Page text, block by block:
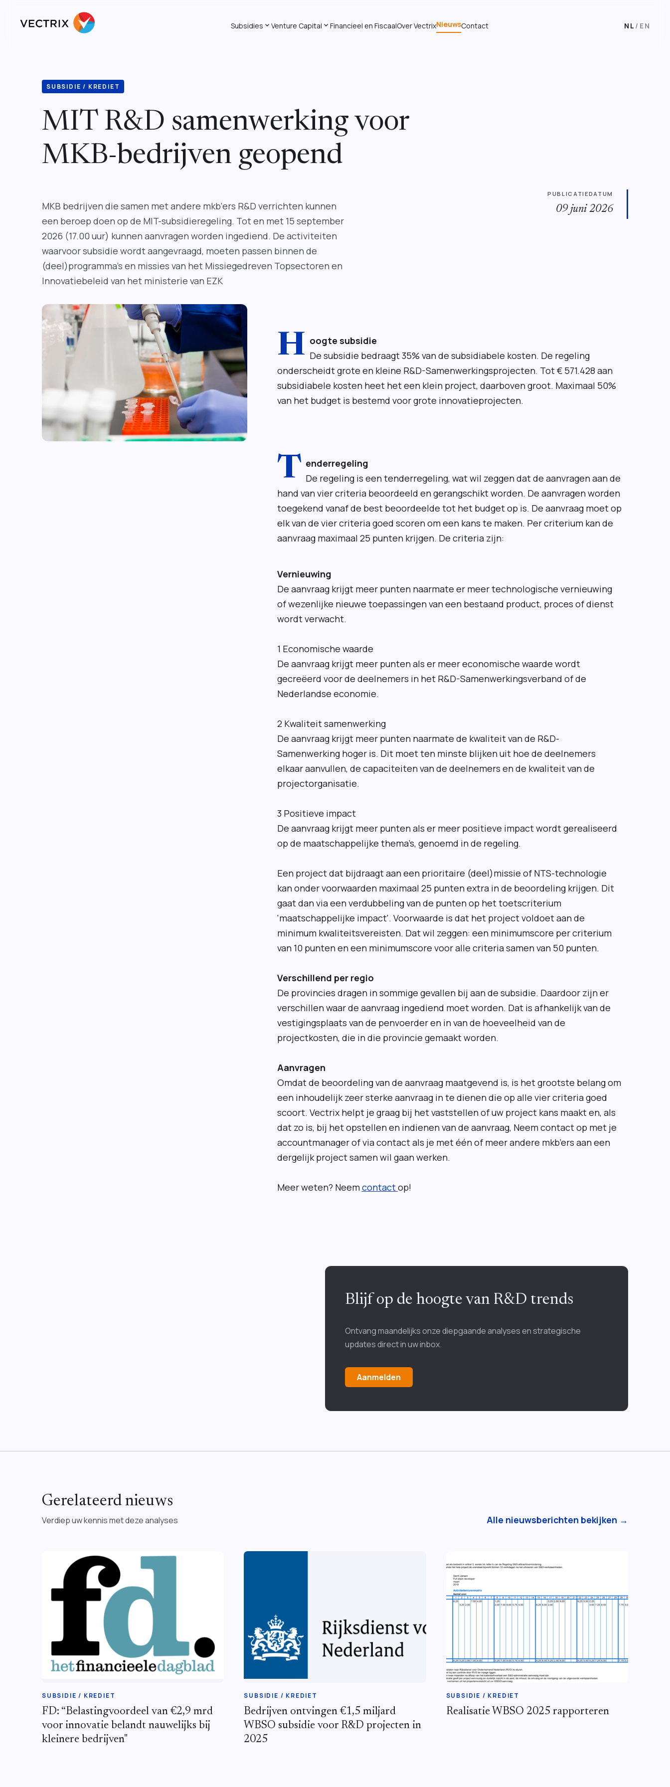
Subsidies expand_more Venture Capital expand_more Financieel en FiscaalOver VectrixNieuwsContact NL / EN
SUBSIDIE / KREDIET
MIT R&D samenwerking voor
MKB-bedrijven geopend
MKB bedrijven die samen met andere mkb'ers R&D verrichten kunnen
een beroep doen op de MIT-subsidieregeling. Tot en met 15 september
2026 (17.00 uur) kunnen aanvragen worden ingediend. De activiteiten
waarvoor subsidie wordt aangevraagd, moeten passen binnen de
(deel)programma’s en missies van het Missiegedreven Topsectoren en
Innovatiebeleid van het ministerie van EZK
PUBLICATIEDATUM
09 juni 2026
H oogte subsidie
De subsidie bedraagt 35% van de subsidiabele kosten. De regeling
onderscheidt grote en kleine R&D-Samenwerkingsprojecten. Tot € 571.428 aan
subsidiabele kosten heet het een klein project, daarboven groot. Maximaal 50%
van het budget is bestemd voor grote innovatieprojecten.
T enderregeling
De regeling is een tenderregeling, wat wil zeggen dat de aanvragen aan de
hand van vier criteria beoordeeld en gerangschikt worden. De aanvragen worden
toegekend vanaf de best beoordeelde tot het budget op is. De aanvraag moet op
elk van de vier criteria goed scoren om een kans te maken. Per criterium kan de
aanvraag maximaal 25 punten krijgen. De criteria zijn:
Vernieuwing
De aanvraag krijgt meer punten naarmate er meer technologische vernieuwing
of wezenlijke nieuwe toepassingen van een bestaand product, proces of dienst
wordt verwacht.
1 Economische waarde
De aanvraag krijgt meer punten als er meer economische waarde wordt
gecreëerd voor de deelnemers in het R&D-Samenwerkingsverband of de
Nederlandse economie.
2 Kwaliteit samenwerking
De aanvraag krijgt meer punten naarmate de kwaliteit van de R&D-
Samenwerking hoger is. Dit moet ten minste blijken uit hoe de deelnemers
elkaar aanvullen, de capaciteiten van de deelnemers en de kwaliteit van de
projectorganisatie.
3 Positieve impact
De aanvraag krijgt meer punten als er meer positieve impact wordt gerealiseerd
op de maatschappelijke thema’s, genoemd in de regeling.
Een project dat bijdraagt aan een prioritaire (deel)missie of NTS-technologie
kan onder voorwaarden maximaal 25 punten extra in de beoordeling krijgen. Dit
gaat dan via een verdubbeling van de punten op het toetscriterium
'maatschappelijke impact'. Voorwaarde is dat het project voldoet aan de
minimum kwaliteitsvereisten. Dat wil zeggen: een minimumscore per criterium
van 10 punten en een minimumscore voor alle criteria samen van 50 punten.
Verschillend per regio
De provincies dragen in sommige gevallen bij aan de subsidie. Daardoor zijn er
verschillen waar de aanvraag ingediend moet worden. Dat is afhankelijk van de
vestigingsplaats van de penvoerder en in van de hoeveelheid van de
projectkosten, die in die provincie gemaakt worden.
Aanvragen
Omdat de beoordeling van de aanvraag maatgevend is, is het grootste belang om
een inhoudelijk zeer sterke aanvraag in te dienen die op alle vier criteria goed
scoort. Vectrix helpt je graag bij het vaststellen of uw project kans maakt en, als
dat zo is, bij het opstellen en indienen van de aanvraag, Neem contact op met je
accountmanager of via contact als je met één of meer andere mkb’ers aan een
dergelijk project samen wil gaan werken.
Meer weten? Neemcontactop!
Blijf op de hoogte van R&D trends
Ontvang maandelijks onze diepgaande analyses en strategische
updates direct in uw inbox.
Aanmelden
Gerelateerd nieuws
Verdiep uw kennis met deze analyses Alle nieuwsberichten bekijken →
SUBSIDIE / KREDIET
FD: “Belastingvoordeel van €2,9 mrd
voor innovatie belandt nauwelijks bij
kleinere bedrijven"
SUBSIDIE / KREDIET
Bedrijven ontvingen €1,5 miljard
WBSO subsidie voor R&D projecten in
2025
SUBSIDIE / KREDIET
Realisatie WBSO 2025 rapporteren